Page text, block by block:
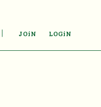
JOiN LOGiN